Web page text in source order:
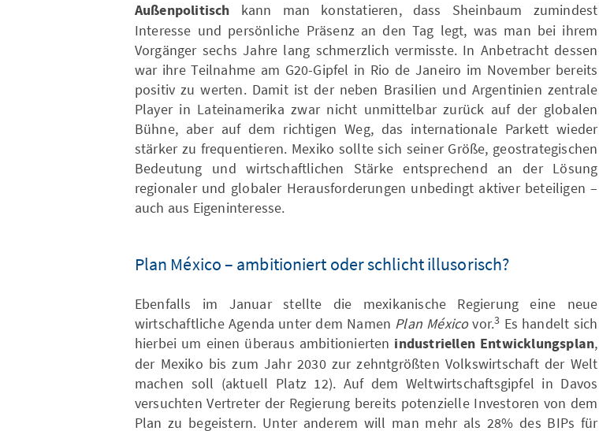
Außenpolitisch kann man konstatieren, dass Sheinbaum zumindest
Interesse und persönliche Präsenz an den Tag legt, was man bei ihrem
Vorgänger sechs Jahre lang schmerzlich vermisste. In Anbetracht dessen
war ihre Teilnahme am G20-Gipfel in Rio de Janeiro im November bereits
positiv zu werten. Damit ist der neben Brasilien und Argentinien zentrale
Player in Lateinamerika zwar nicht unmittelbar zurück auf der globalen
Bühne, aber auf dem richtigen Weg, das internationale Parkett wieder
stärker zu frequentieren. Mexiko sollte sich seiner Größe, geostrategischen
Bedeutung und wirtschaftlichen Stärke entsprechend an der Lösung
regionaler und globaler Herausforderungen unbedingt aktiver beteiligen –
auch aus Eigeninteresse.
Plan México – ambitioniert oder schlicht illusorisch?
Ebenfalls im Januar stellte die mexikanische Regierung eine neue
wirtschaftliche Agenda unter dem Namen Plan Méxicovor.3 Es handelt sich
hierbei um einen überaus ambitionierten industriellen Entwicklungsplan,
der Mexiko bis zum Jahr 2030 zur zehntgrößten Volkswirtschaft der Welt
machen soll (aktuell Platz 12). Auf dem Weltwirtschaftsgipfel in Davos
versuchten Vertreter der Regierung bereits potenzielle Investoren von dem
Plan zu begeistern. Unter anderem will man mehr als 28% des BIPs für